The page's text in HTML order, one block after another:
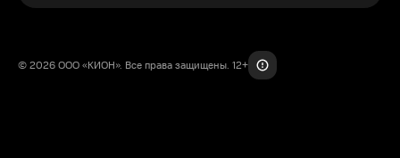
© 2026 ООО «КИОН». Все права защищены. 12+